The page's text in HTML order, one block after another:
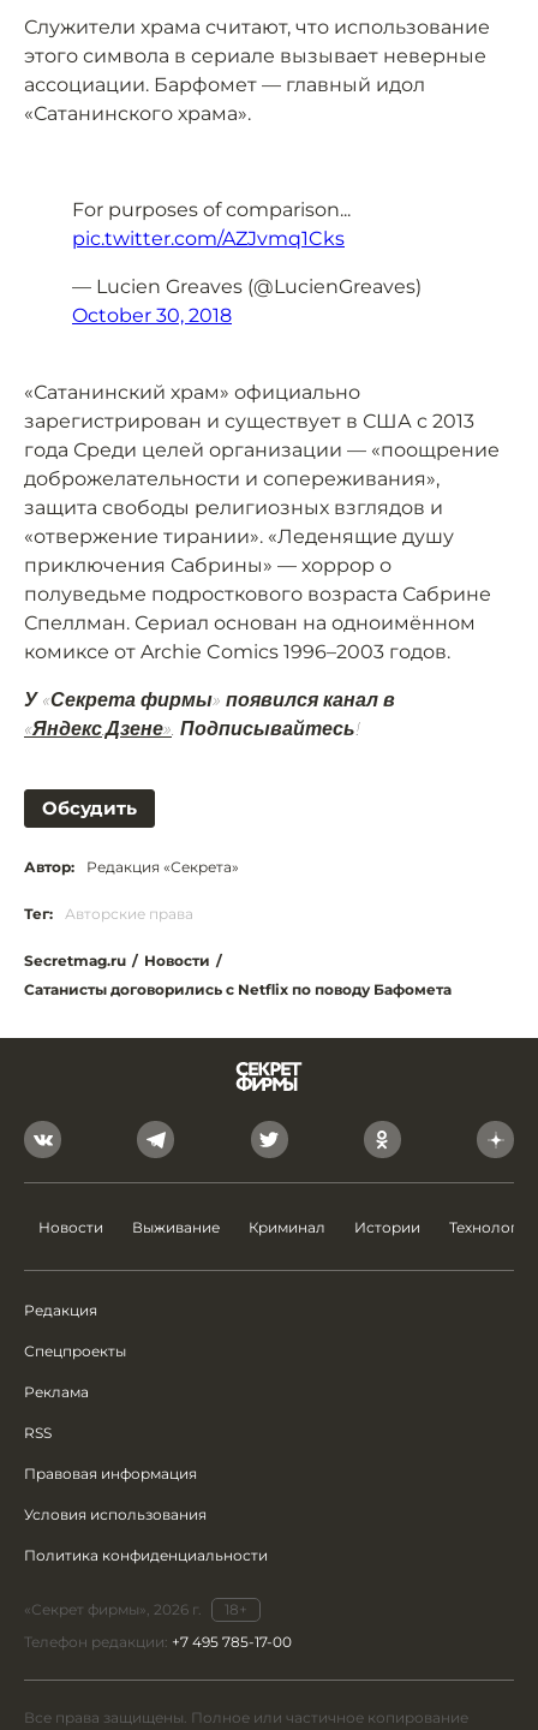
Служители храма считают, что использование
этого символа в сериале вызывает неверные
ассоциации. Барфомет — главный идол
«Сатанинского храма».
For purposes of comparison...
pic.twitter.com/AZJvmq1Cks
— Lucien Greaves (@LucienGreaves)
October 30, 2018
«Сатанинский храм» официально
зарегистрирован и существует в США с 2013
года Среди целей организации — «поощрение
доброжелательности и сопереживания»,
защита свободы религиозных взглядов и
«отвержение тирании». «Леденящие душу
приключения Сабрины» — хоррор о
полуведьме подросткового возраста Сабрине
Спеллман. Сериал основан на одноимённом
комиксе от Archie Comics 1996–2003 годов.
У «Секрета фирмы» появился канал в
«Яндекс.Дзене» . Подписывайтесь!
Обсудить
Автор: Редакция «Секрета»
Тег: Авторские права
Secretmag.ru / Новости /
Сатанисты договорились с Netflix по поводу Бафомета
Новости Выживание Криминал Истории Технологии
Редакция
Спецпроекты
Реклама
RSS
Правовая информация
Условия использования
Политика конфиденциальности
«Секрет фирмы», 2026 г.
18+
Телефон редакции: +7 495 785-17-00
Все права защищены. Полное или частичное копирование